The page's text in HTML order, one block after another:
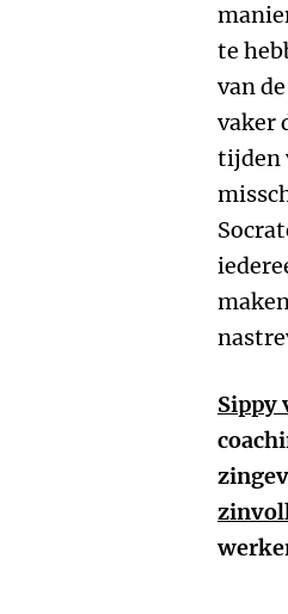
te
van
vaker
tijden
Sippy